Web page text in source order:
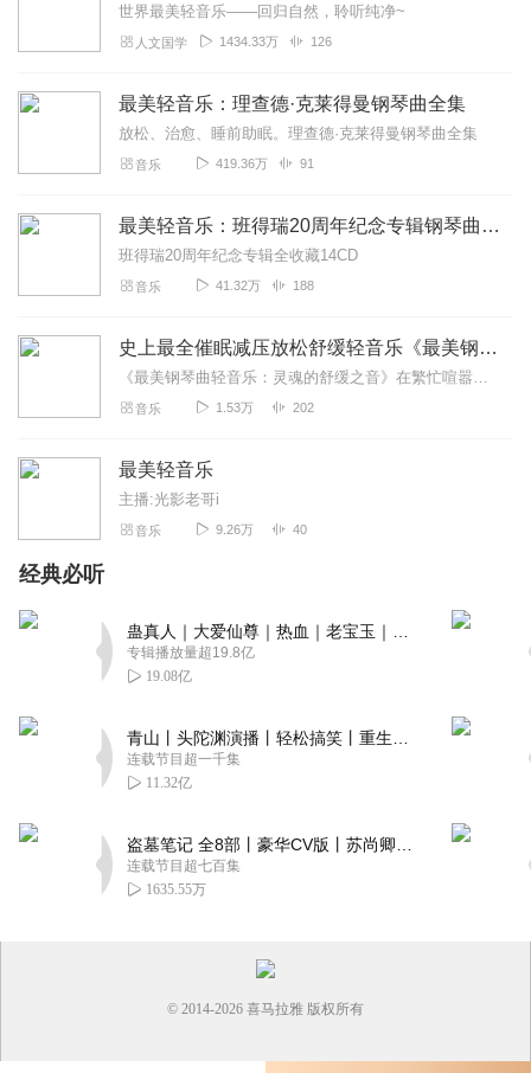
世界最美轻音乐——回归自然，聆听纯净~
人文国学 1434.33万 126
最美轻音乐：理查德·克莱得曼钢琴曲全集
放松、治愈、睡前助眠。理查德·克莱得曼钢琴曲全集
音乐 419.36万 91
最美轻音乐：班得瑞20周年纪念专辑钢琴曲全集
班得瑞20周年纪念专辑全收藏14CD
音乐 41.32万 188
史上最全催眠减压放松舒缓轻音乐《最美钢琴曲轻音乐》
《最美钢琴曲轻音乐：灵魂的舒缓之音》在繁忙喧嚣的世界里，我们的心灵如同漂泊的孤舟，渴望着一处宁静的港湾。而这张《最美钢琴曲轻音乐》专辑，便是那片能让灵魂栖息的温...
音乐 1.53万 202
最美轻音乐
主播:光影老哥i
音乐 9.26万 40
经典必听
专辑播放量超19.8亿
19.08亿
连载节目超一千集
11.32亿
连载节目超七百集
1635.55万
© 2014-2026 喜马拉雅 版权所有